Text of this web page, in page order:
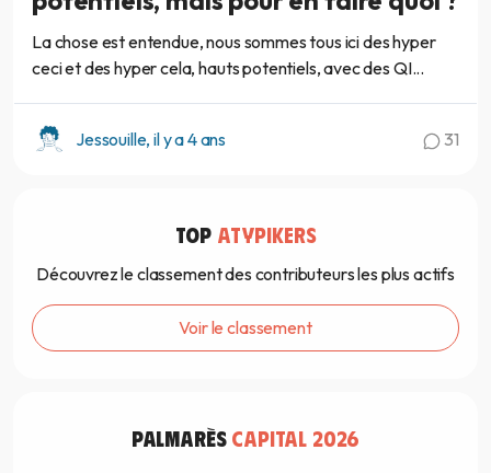
La chose est entendue, nous sommes tous ici des hyper
ceci et des hyper cela, hauts potentiels, avec des QI...
Jessouille, il y a 4 ans 31
TOP ATYPIKERS
Découvrez le classement des contributeurs les plus actifs
Voir le classement
PALMARÈS CAPITAL 2026